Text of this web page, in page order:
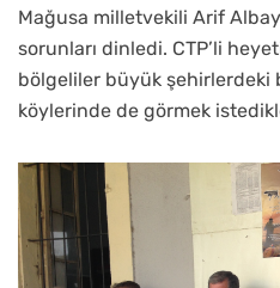
Mağusa milletvekili Arif
sorunları dinledi. CTP’li
bölgeliler büyük şehirlerdeki
köylerinde de görmek